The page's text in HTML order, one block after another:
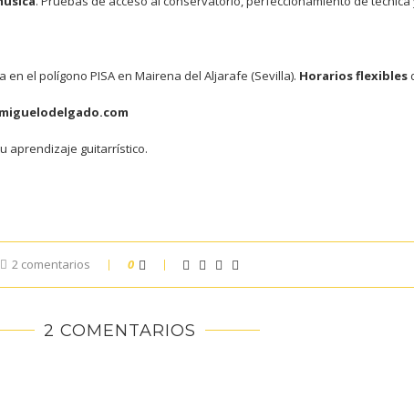
en el polígono PISA en Mairena del Aljarafe (Sevilla). Horarios flexibles
aprendizaje guitarrístico.
2 comentarios 0
2 COMENTARIOS